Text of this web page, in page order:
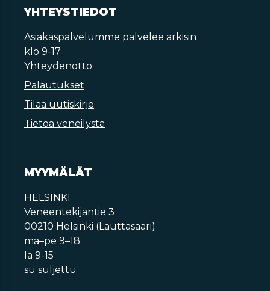
YHTEYSTIEDOT
Asiakaspalvelumme palvelee arkisin
klo 9-17
Yhteydenotto
Palautukset
Tilaa uutiskirje
Tietoa veneilystä
MYYMÄLÄT
HELSINKI
Veneentekijäntie 3
00210 Helsinki (Lauttasaari)
ma–pe 9–18
la 9-15
su suljettu